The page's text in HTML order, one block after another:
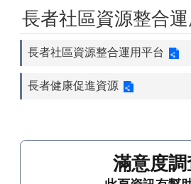
長者社區資源整合
長者社區資源整合運用平台
長者健康促進資源
滿意度調